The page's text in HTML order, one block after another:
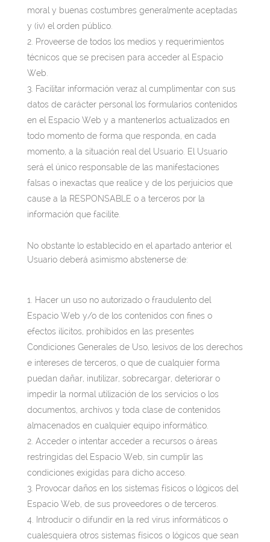
moral y buenas costumbres generalmente aceptadas
y (iv) el orden público.
Proveerse de todos los medios y requerimientos
técnicos que se precisen para acceder al Espacio
Web.
Facilitar información veraz al cumplimentar con sus
datos de carácter personal los formularios contenidos
en el Espacio Web y a mantenerlos actualizados en
todo momento de forma que responda, en cada
momento, a la situación real del Usuario. El Usuario
será el único responsable de las manifestaciones
falsas o inexactas que realice y de los perjuicios que
cause a la RESPONSABLE o a terceros por la
información que facilite.
No obstante lo establecido en el apartado anterior el
Usuario deberá asimismo abstenerse de:
Hacer un uso no autorizado o fraudulento del
Espacio Web y/o de los contenidos con fines o
efectos ilícitos, prohibidos en las presentes
Condiciones Generales de Uso, lesivos de los derechos
e intereses de terceros, o que de cualquier forma
puedan dañar, inutilizar, sobrecargar, deteriorar o
impedir la normal utilización de los servicios o los
documentos, archivos y toda clase de contenidos
almacenados en cualquier equipo informático.
Acceder o intentar acceder a recursos o áreas
restringidas del Espacio Web, sin cumplir las
condiciones exigidas para dicho acceso.
Provocar daños en los sistemas físicos o lógicos del
Espacio Web, de sus proveedores o de terceros.
Introducir o difundir en la red virus informáticos o
cualesquiera otros sistemas físicos o lógicos que sean